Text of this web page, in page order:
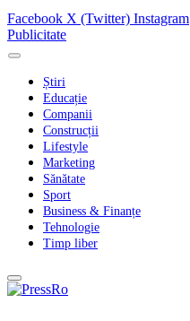
Facebook X (Twitter) Instagram
Publicitate
Știri
Educație
Companii
Construcții
Lifestyle
Marketing
Sănătate
Sport
Business & Finanțe
Tehnologie
Timp liber